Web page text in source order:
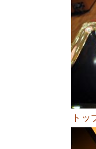
トッ